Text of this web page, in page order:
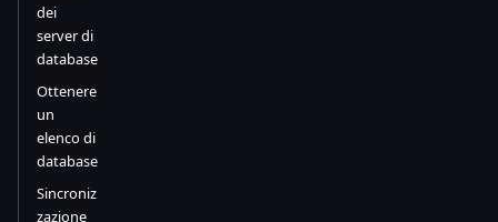
dei
server di
database
Ottenere
un
elenco di
database
Sincroniz
zazione